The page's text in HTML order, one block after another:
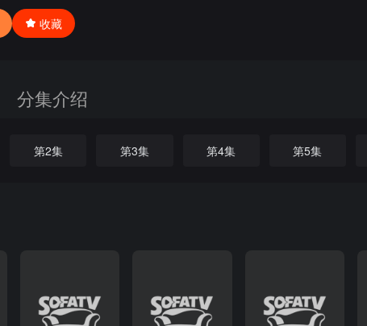
收藏
分集介绍
第2集 第3集 第4集 第5集